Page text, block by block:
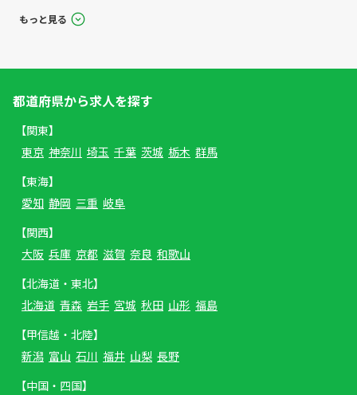
もっと見る
都道府県から求人を探す
【関東】
東京 神奈川 埼玉 千葉 茨城 栃木 群馬
【東海】
愛知 静岡 三重 岐阜
【関西】
大阪 兵庫 京都 滋賀 奈良 和歌山
【北海道・東北】
北海道 青森 岩手 宮城 秋田 山形 福島
【甲信越・北陸】
新潟 富山 石川 福井 山梨 長野
【中国・四国】